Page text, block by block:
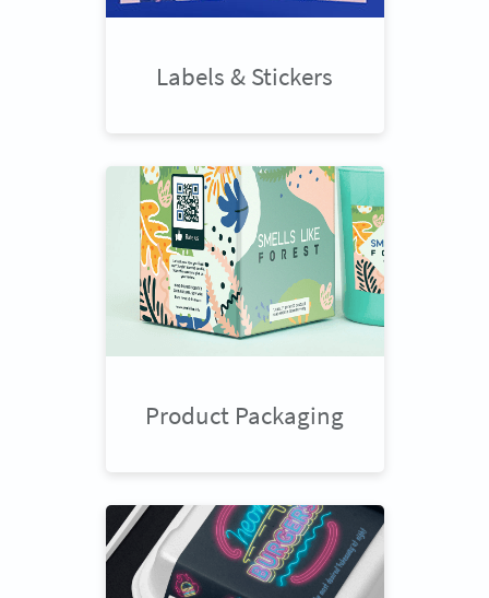
Labels & Stickers
Product Packaging